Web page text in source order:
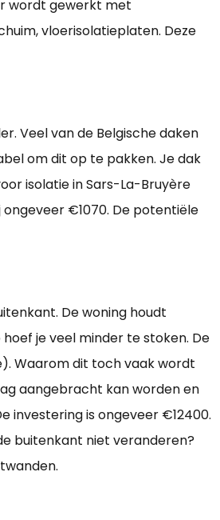
wordt gewerkt met
vloerisolatieplaten. Deze
Veel van de Belgische daken
om dit op te pakken. Je dak
isolatie in Sars-La-Bruyère
€1070. De potentiële
De woning houdt
je veel minder te stoken. De
Waarom dit toch vaak wordt
aangebracht kan worden en
investering is ongeveer €12400.
buitenkant niet veranderen?